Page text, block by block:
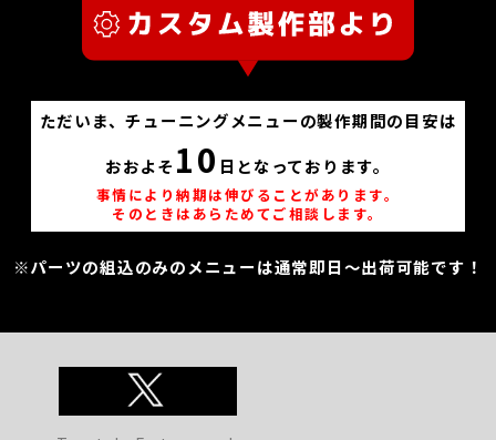
ただいま、チューニングメニューの製作期間の目安は
おおよそ 10 日となっております。
事情により納期は伸びることがあります。
そのときはあらためてご相談します。
※パーツの組込のみのメニューは通常即日～出荷可能です！